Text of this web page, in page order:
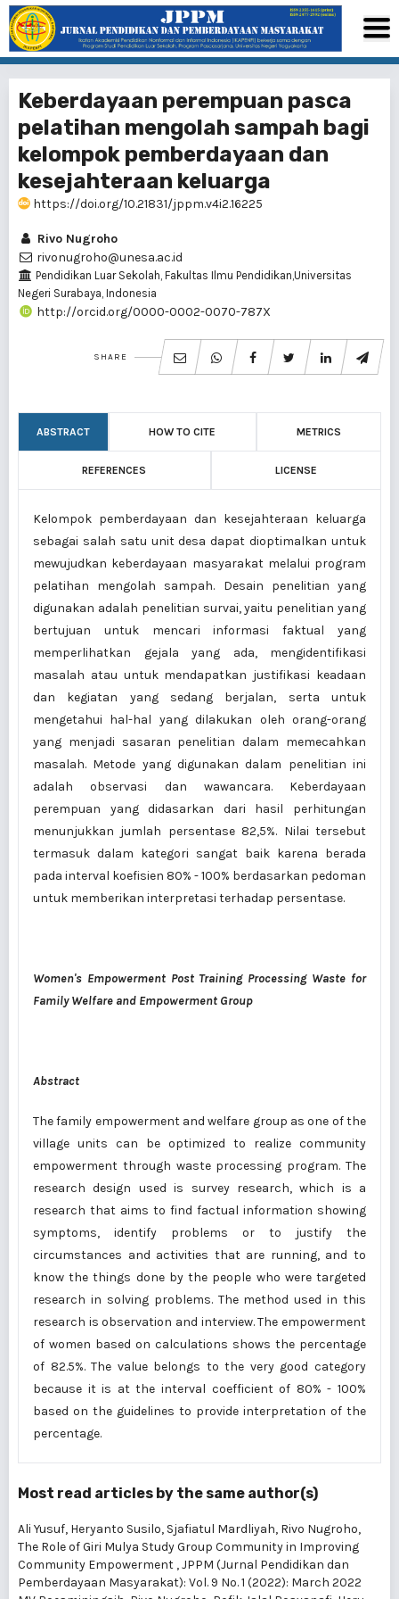
Keberdayaan perempuan pasca
pelatihan mengolah sampah bagi
kelompok pemberdayaan dan
kesejahteraan keluarga
https://doi.org/10.21831/jppm.v4i2.16225
Rivo Nugroho
rivonugroho@unesa.ac.id
Pendidikan Luar Sekolah, Fakultas Ilmu Pendidikan,Universitas
Negeri Surabaya, Indonesia
http://orcid.org/0000-0002-0070-787X
SHARE
ABSTRACT HOW TO CITE METRICS
REFERENCES LICENSE
Kelompok pemberdayaan dan kesejahteraan keluarga
sebagai salah satu unit desa dapat dioptimalkan untuk
mewujudkan keberdayaan masyarakat melalui program
pelatihan mengolah sampah. Desain penelitian yang
digunakan adalah penelitian survai, yaitu penelitian yang
bertujuan untuk mencari informasi faktual yang
memperlihatkan gejala yang ada, mengidentifikasi
masalah atau untuk mendapatkan justifikasi keadaan
dan kegiatan yang sedang berjalan, serta untuk
mengetahui hal-hal yang dilakukan oleh orang-orang
yang menjadi sasaran penelitian dalam memecahkan
masalah. Metode yang digunakan dalam penelitian ini
adalah observasi dan wawancara. Keberdayaan
perempuan yang didasarkan dari hasil perhitungan
menunjukkan jumlah persentase 82,5%. Nilai tersebut
termasuk dalam kategori sangat baik karena berada
pada interval koefisien 80% - 100% berdasarkan pedoman
untuk memberikan interpretasi terhadap persentase.
Women's Empowerment Post Training Processing Waste for
Family Welfare and Empowerment Group
Abstract
The family empowerment and welfare group as one of the
village units can be optimized to realize community
empowerment through waste processing program. The
research design used is survey research, which is a
research that aims to find factual information showing
symptoms, identify problems or to justify the
circumstances and activities that are running, and to
know the things done by the people who were targeted
research in solving problems. The method used in this
research is observation and interview. The empowerment
of women based on calculations shows the percentage
of 82.5%. The value belongs to the very good category
because it is at the interval coefficient of 80% - 100%
based on the guidelines to provide interpretation of the
percentage.
Most read articles by the same author(s)
Ali Yusuf, Heryanto Susilo, Sjafiatul Mardliyah, Rivo Nugroho,
The Role of Giri Mulya Study Group Community in Improving
Community Empowerment ,JPPM (Jurnal Pendidikan dan
Pemberdayaan Masyarakat): Vol. 9 No. 1 (2022): March 2022